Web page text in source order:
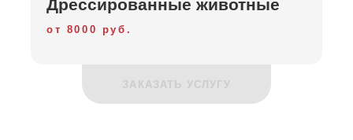
Дрессированные животные
от 8000 руб.
ЗАКАЗАТЬ УСЛУГУ